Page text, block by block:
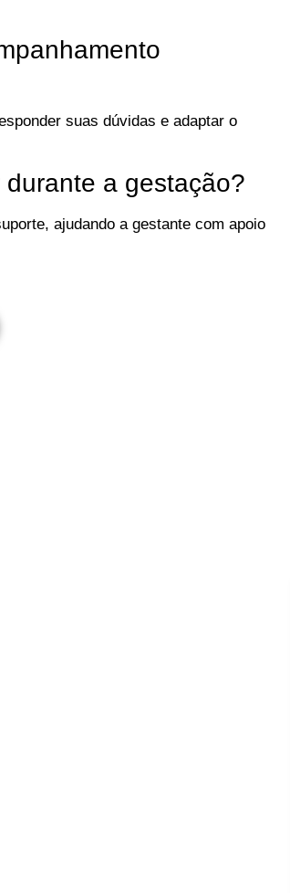
suas dúvidas e adaptar o
a gestação?
ajudando a gestante com apoio